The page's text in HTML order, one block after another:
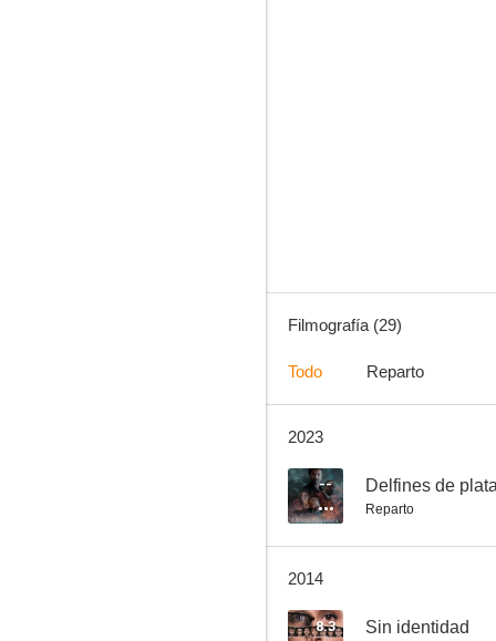
4.5
Filmografía (29)
Todo Reparto
2023
-- Delfines de
Reparto
2014
8.3 Sin identidad